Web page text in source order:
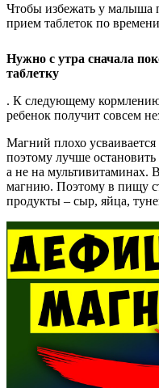
Чтобы избежать у малыша
прием таблеток по
Нужно с утра сначала
таблетку
. К следующему
ребенок получит совсем
Магний плохо
поэтому лучше
а не на мультивитаминах.
магнию. Поэтому в пищу
продукты – сыр, яйца,